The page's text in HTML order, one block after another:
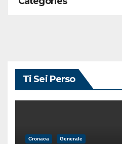
Ti Sei Perso
Cronaca Generale